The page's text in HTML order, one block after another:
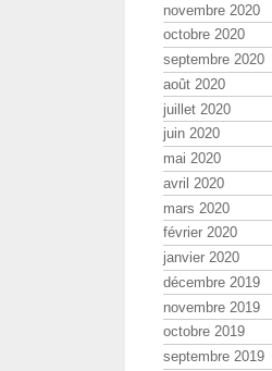
novembre 2020
octobre 2020
septembre 2020
août 2020
juillet 2020
juin 2020
mai 2020
avril 2020
mars 2020
février 2020
janvier 2020
décembre 2019
novembre 2019
octobre 2019
septembre 2019